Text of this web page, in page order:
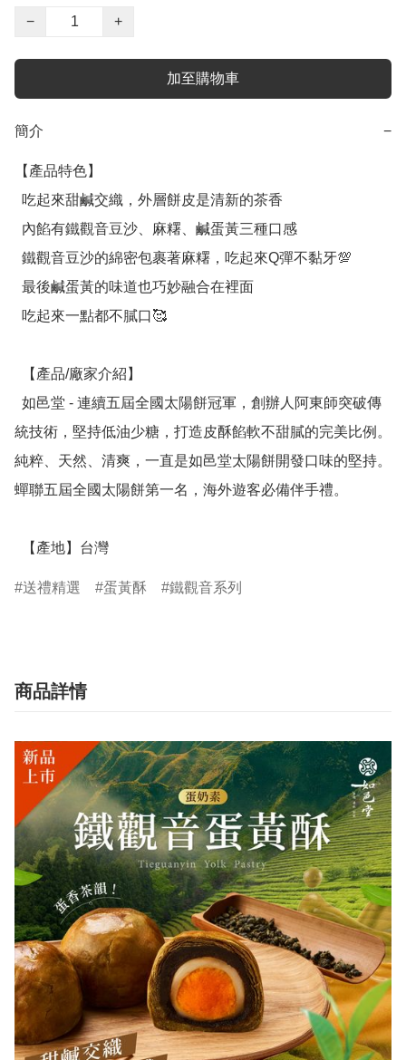
−
+
加至購物車
簡介 −
【產品特色】
統技術，堅持低油少糖，打造皮酥餡軟不甜膩的完美比例。
純粹、天然、清爽，一直是如邑堂太陽餅開發口味的堅持。
蟬聯五屆全國太陽餅第一名，海外遊客必備伴手禮。
  【產地】台灣
送禮精選 蛋黃酥 鐵觀音系列
商品詳情